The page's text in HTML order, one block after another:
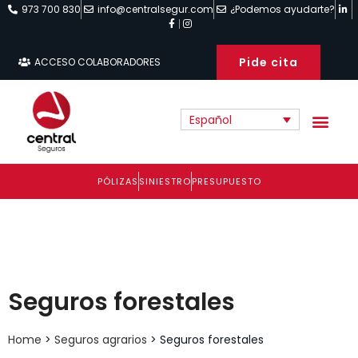
973 700 830 info@centralsegur.com ¿Podemos ayudarte?
ACCESO COLABORADORES Pide cita
Español
PÓLIZAS SINIESTROPRESUPUESTO
Seguros forestales
Home > Seguros agrarios > Seguros forestales